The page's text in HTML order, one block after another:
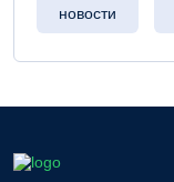
новости